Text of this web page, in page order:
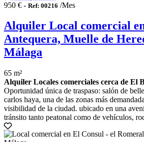
950 € - Ref: 00216 /Mes
Alquiler Local comercial
Antequera, Muelle de
Málaga
65 m²
Alquiler Locales comerciales cerca de El
Oportunidad única de traspaso: salón de
carlos haya, una de las zonas más
visibilidad de la ciudad. ubicado en una
tránsito tanto peatonal como de vehículos,